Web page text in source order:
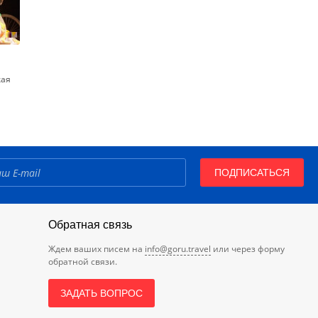
ПОДПИСАТЬСЯ
Обратная связь
Ждем ваших писем на info@goru.travel или через форму
обратной связи.
ЗАДАТЬ ВОПРОС